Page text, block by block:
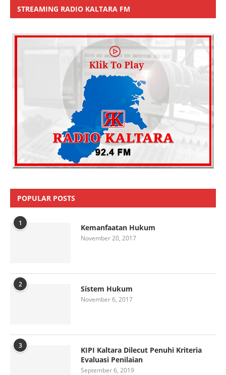
STREAMING RADIO KALTARA FM
POPULAR POSTS
1 Kemanfaatan Hukum
November 20, 2017
2 Sistem Hukum
November 6, 2017
3
KIPI Kaltara Dilecut Penuhi Kriteria
Evaluasi Penilaian
September 6, 2019